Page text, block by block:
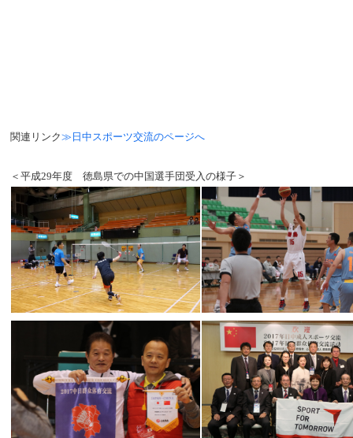
関連リンク≫日中スポーツ交流のページへ
＜平成29年度 徳島県での中国選手団受入の様子＞